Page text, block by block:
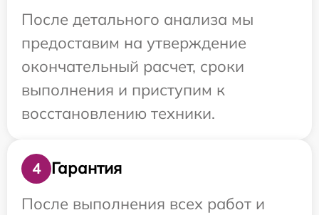
После детального анализа мы
предоставим на утверждение
окончательный расчет, сроки
выполнения и приступим к
восстановлению техники.
4
Гарантия
После выполнения всех работ и